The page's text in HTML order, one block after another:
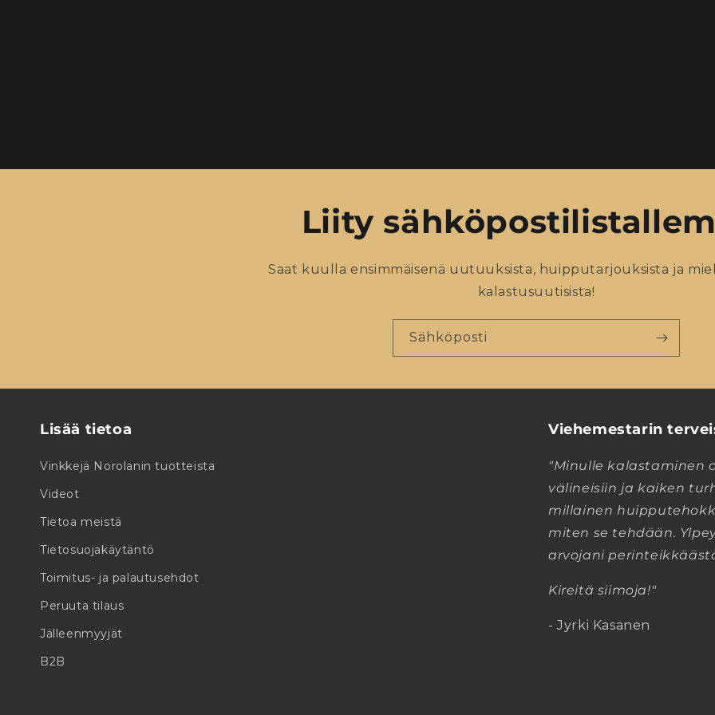
Liity
Saat kuulla ensimmäisenä uutuuksista, huipputarjouksista ja
kalastusuutisista!
Sähköposti
Lisää tietoa
Vinkkejä Norolanin tuotteista
Videot
Tietoa meistä
Tietosuojakäytäntö
Toimitus- ja palautusehdot
Peruuta tilaus
Jälleenmyyjät
B2B
Viehemestarin
"Minulle kalastaminen
välineisiin ja kaiken
millainen
miten se tehdään.
arvojani
Kireitä siimoja!"
- Jyrki Kasanen